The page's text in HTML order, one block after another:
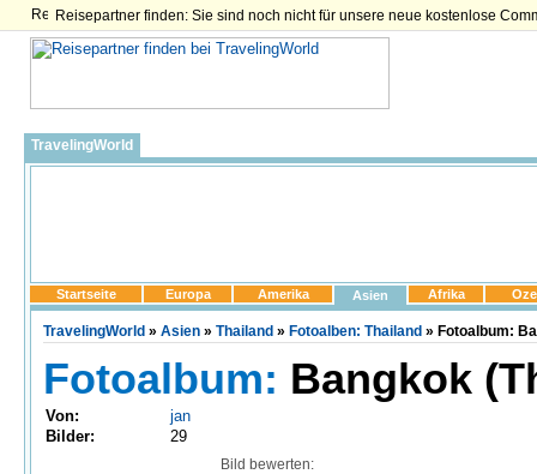
Reisepartner finden: Sie sind noch nicht für unsere neue kostenlose
TravelingWorld
Startseite Europa Amerika Asien Afrika
TravelingWorld » Asien » Thailand » Fotoalben: Thailand » Fotoalbum:
Fotoalbum: Bangkok
Von:
jan
Bilder:
29
Bild bewerten: